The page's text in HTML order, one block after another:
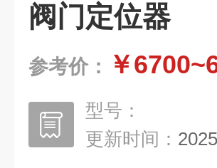
阀门定位器
参考价： ￥
型号：
更新时间：